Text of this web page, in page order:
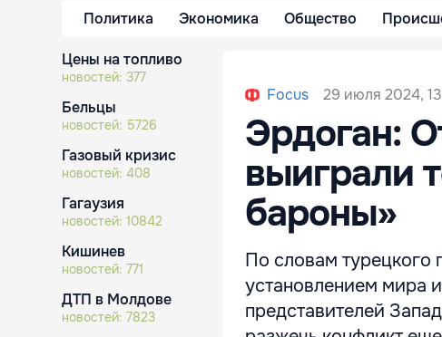
Политика Экономика Общество
Цены на топливо
новостей: 377
Бельцы
новостей: 5726
Газовый кризис
новостей: 408
Гагаузия
новостей: 10842
Кишинев
новостей: 771
ДТП в Молдове
новостей: 7823
Focus 29 июля 2024,
Эрдоган:
выиграли
бароны»
По словам турецкого
установлением мира
представителей